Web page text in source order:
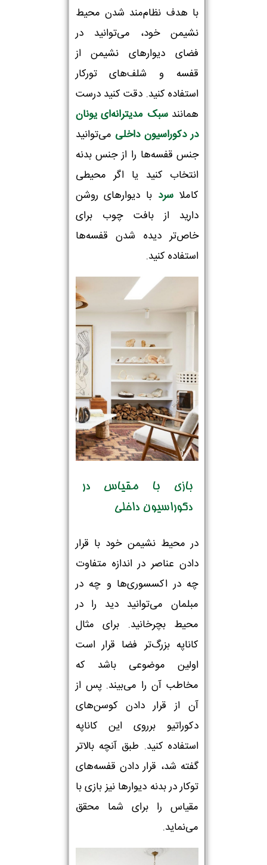
با هدف نظام‌مند شدن محیط
نشیمن خود، می‌توانید در
فضای دیوارهای نشیمن از
قفسه و شلف‌های تورکار
استفاده کنید. دقت کنید درست
همانندسبک مدیترانه‌ای یونان
در دکوراسیون داخلی می‌توانید
جنس قفسه‌ها را از جنس بدنه
انتخاب کنید یا اگر محیطی
کاملاسرد با دیوارهای روشن
دارید از بافت چوب برای
خاص‌تر دیده شدن قفسه‌ها
استفاده کنید.
بازی با مقیاس در
دکوراسیون داخلی
در محیط نشیمن خود با قرار
دادن عناصر در اندازه متفاوت
چه در اکسسوری‌ها و چه در
مبلمان می‌توانید دید را در
محیط بچرخانید. برای مثال
کاناپه بزرگ‌تر فضا قرار است
اولین موضوعی باشد که
مخاطب آن را می‌بیند. پس از
آن از قرار دادن کوسن‌های
دکوراتیو برروی این کاناپه
استفاده کنید. طبق آنچه بالاتر
گفته شد، قرار دادن قفسه‌های
توکار در بدنه دیوارها نیز بازی با
مقیاس را برای شما محقق
می‌نماید.
*
شماره واتس‌اپ : *